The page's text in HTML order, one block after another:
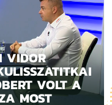
VIDOR
VOLT A
MOST